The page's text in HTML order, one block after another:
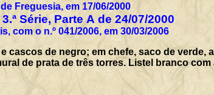
Freguesia, em 17/06/2000
Série, Parte A de 24/07/2000
com o n.º 041/2006, em 30/03/2006
cascos de negro; em chefe, saco de verde,
de prata de três torres. Listel branco com